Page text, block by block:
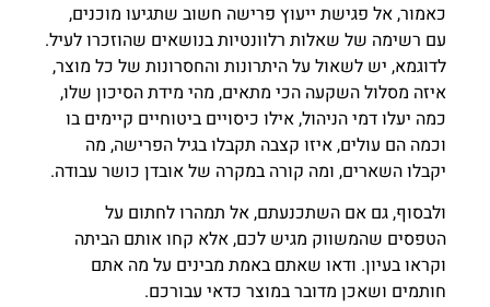
כאמור, אל פגישת ייעוץ פרישה חשוב שתגיעו מוכנים,
עם רשימה של שאלות רלוונטיות בנושאים שהוזכרו לעיל.
לדוגמא, יש לשאול על היתרונות והחסרונות של כל מוצר,
איזה מסלול השקעה הכי מתאים, מהי מידת הסיכון שלו,
כמה יעלו דמי הניהול, אילו כיסויים ביטוחיים קיימים בו
וכמה הם עולים, איזו קצבה תקבלו בגיל הפרישה, מה
יקבלו השארים, ומה קורה במקרה של אובדן כושר עבודה.
ולבסוף, גם אם השתכנעתם, אל תמהרו לחתום על
הטפסים שהמשווק מגיש לכם, אלא קחו אותם הביתה
וקראו בעיון. ודאו שאתם באמת מבינים על מה אתם
חותמים ושאכן מדובר במוצר כדאי עבורכם.